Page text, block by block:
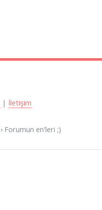
| İletişim
› Forumun en'leri ;)